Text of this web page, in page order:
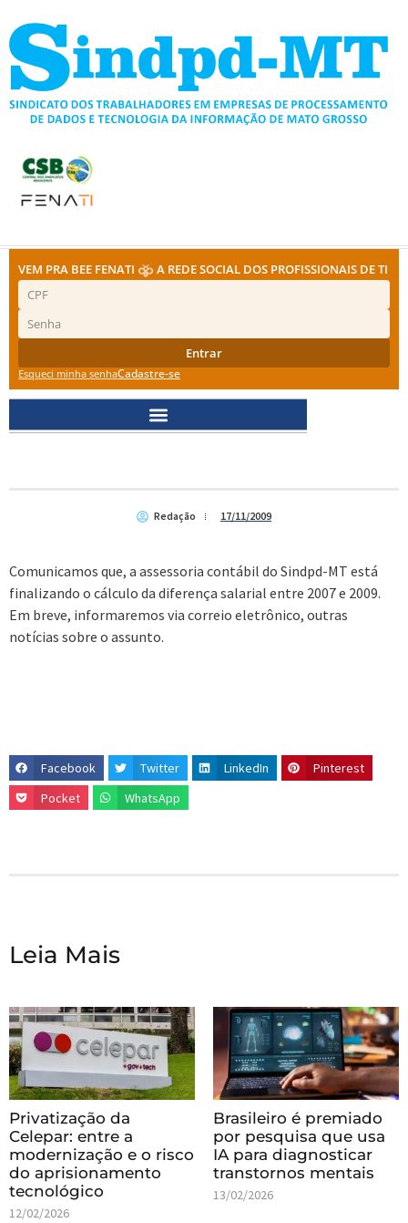
para
conteúdo
VEM PRA BEE FENATI A REDE SOCIAL DOS PROFISSIONAIS DE TI
Entrar
Esqueci minha senhaCadastre-se
Redação 17/11/2009
Comunicamos que, a assessoria contábil do Sindpd-MT está
finalizando o cálculo da diferença salarial entre 2007 e 2009.
Em breve, informaremos via correio eletrônico, outras
notícias sobre o assunto.
Facebook Twitter LinkedIn
Pinterest
Pocket
WhatsApp
Leia Mais
Privatização da
Celepar: entre a
modernização e o risco
do aprisionamento
tecnológico
12/02/2026
Brasileiro é premiado
por pesquisa que usa
IA para diagnosticar
transtornos mentais
13/02/2026